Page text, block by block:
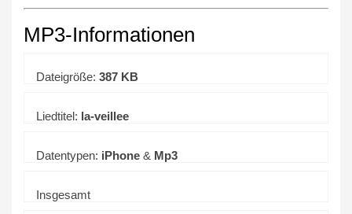
MP3-Informationen
Dateigröße: 387 KB
Liedtitel: la-veillee
Datentypen: iPhone & Mp3
Insgesamt